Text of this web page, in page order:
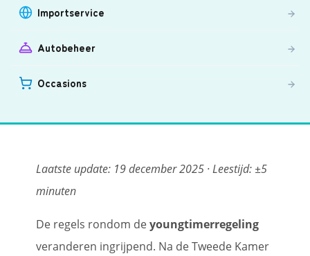
Importservice
Autobeheer
Occasions
Laatste update: 19 december 2025 · Leestijd: ±5
minuten
De regels rondom deyoungtimerregeling
veranderen ingrijpend. Na de Tweede Kamer